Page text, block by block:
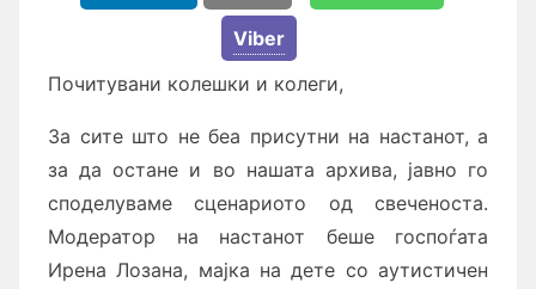
Viber
Почитувани колешки и колеги,
За сите што не беа присутни на настанот, а
за да остане и во нашата архива, јавно го
споделуваме сценариото од свеченоста.
Модератор на настанот беше госпоѓата
Ирена Лозана, мајка на дете со аутистичен